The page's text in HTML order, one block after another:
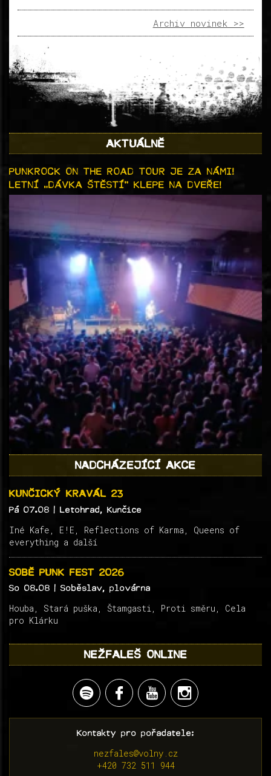
Archiv novinek >>
AKTUÁLNĚ
PUNKROCK ON THE ROAD TOUR JE ZA NÁMI!
LETNÍ „DÁVKA ŠTĚSTÍ“ KLEPE NA DVEŘE!
NADCHÁZEJÍCÍ AKCE
KUNČICKÝ KRAVÁL 23
Pá 07.08 | Letohrad, Kunčice
Iné Kafe, E!E, Reflections of Karma, Queens of
everything a další
SOBĚ PUNK FEST 2026
So 08.08 | Soběslav, plovárna
Houba, Stará puška, Štamgasti, Proti směru, Cela
pro Klárku
NEŽFALEŠ ONLINE
Kontakty pro pořadatele:
nezfales@volny.cz
+420 732 511 944